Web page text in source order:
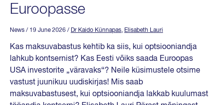
Euroopasse
News / 19 June 2026 / Dr Kaido Künnapas, Elisabeth Lauri
Kas maksuvabastus kehtib ka siis, kui optsiooniandja
lahkub kontsernist? Kas Eesti võiks saada Euroopas
USA investorite „väravaks“? Neile küsimustele otsime
vastust juunikuu uudiskirjas! Mis saab
maksuvabastusest, kui optsiooniandja lakkab kuulumast